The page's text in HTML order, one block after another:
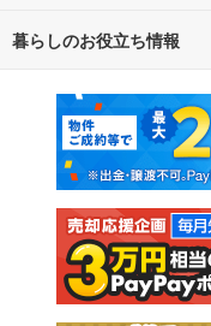
通勤・通学時間から探す
不動産・住宅
新築マンション
新築一戸建て
注文住宅
売却査定
暮らしのお役立ち情報
マンションカタログ